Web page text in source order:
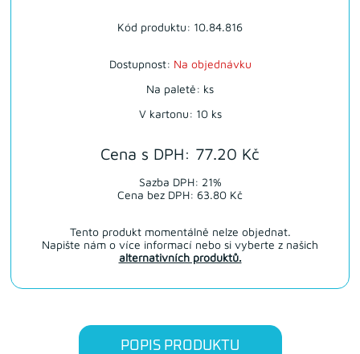
Cena s DPH: 77.20 Kč
Sazba DPH: 21%
Cena bez DPH: 63.80 Kč
Kód produktu: 10.84.816
Dostupnost: Na objednávku
Na paletě: ks
V kartonu: 10 ks
Tento produkt momentálně nelze objednat.
Napište nám o více informací nebo si vyberte z našich
alternativních produktů.
POPIS PRODUKTU